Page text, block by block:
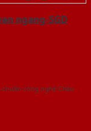
ngang-SGD
công nghệ Châu